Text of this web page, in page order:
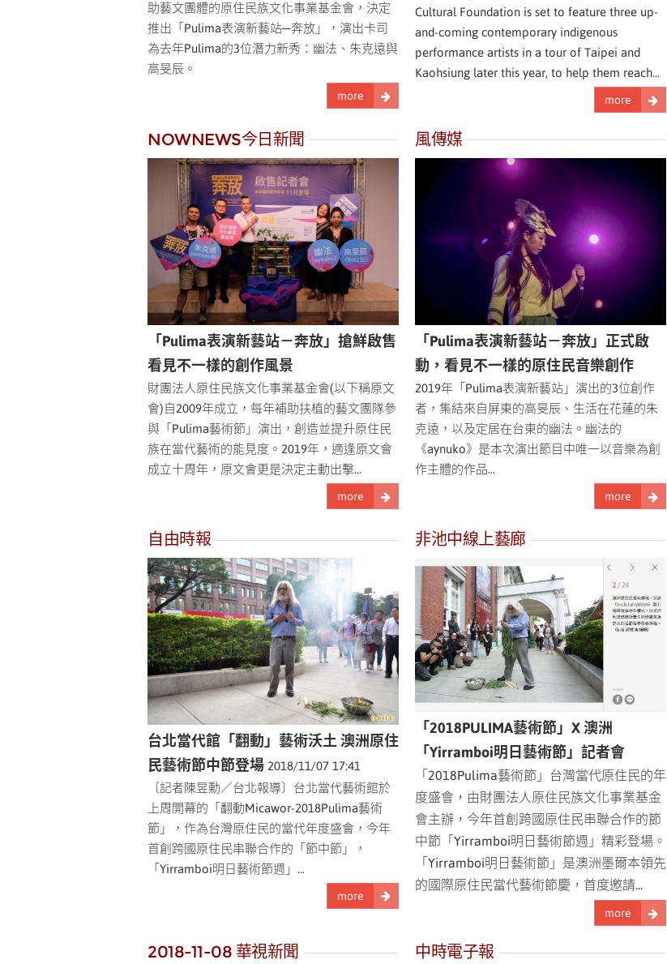
助藝文團體的原住民族文化事業基金會，決定
推出「Pulima表演新藝站─奔放」，演出卡司
為去年Pulima的3位潛力新秀：幽法、朱克遠與
高旻辰。
more
Cultural Foundation is set to feature three up-
and-coming contemporary indigenous
performance artists in a tour of Taipei and
Kaohsiung later this year, to help them reach...
more
NOWNEWS今日新聞
「Pulima表演新藝站－奔放」搶鮮啟售
看見不一樣的創作風景
財團法人原住民族文化事業基金會(以下稱原文
會)自2009年成立，每年補助扶植的藝文團隊參
與「Pulima藝術節」演出，創造並提升原住民
族在當代藝術的能見度。2019年，適逢原文會
成立十周年，原文會更是決定主動出擊...
more
風傳媒
「Pulima表演新藝站－奔放」正式啟
動，看見不一樣的原住民音樂創作
2019年「Pulima表演新藝站」演出的3位創作
者，集結來自屏東的高旻辰、生活在花蓮的朱
克遠，以及定居在台東的幽法。幽法的
《aynuko》是本次演出節目中唯一以音樂為創
作主體的作品...
more
自由時報
台北當代館「翻動」藝術沃土 澳洲原住
民藝術節中節登場 2018/11/07 17:41
〔記者陳昱勳／台北報導〕台北當代藝術館於
上周開幕的「翻動Micawor-2018Pulima藝術
節」，作為台灣原住民的當代年度盛會，今年
首創跨國原住民串聯合作的「節中節」，
「Yirramboi明日藝術節週」...
more
非池中線上藝廊
「2018PULIMA藝術節」X 澳洲
「Yirramboi明日藝術節」記者會
「2018Pulima藝術節」台灣當代原住民的年
度盛會，由財團法人原住民族文化事業基金
會主辦，今年首創跨國原住民串聯合作的節
中節「Yirramboi明日藝術節週」精彩登場。
「Yirramboi明日藝術節」是澳洲墨爾本領先
的國際原住民當代藝術節慶，首度邀請...
more
2018-11-08 華視新聞 中時電子報